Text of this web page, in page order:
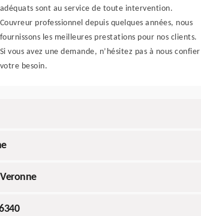
adéquats sont au service de toute intervention.
Couvreur professionnel depuis quelques années, nous
fournissons les meilleures prestations pour nos clients.
Si vous avez une demande, n’hésitez pas à nous confier
votre besoin.